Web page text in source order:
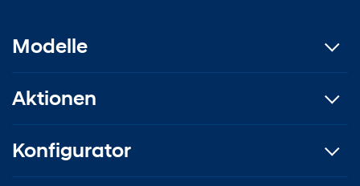
Modelle
Aktionen
Konfigurator